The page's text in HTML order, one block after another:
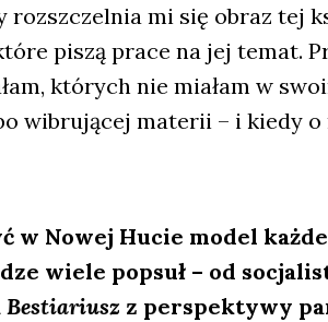
mi się obraz tej
piszą pra­ce na jej temat.
któ­rych nie mia­łam w
wibru­ją­cej mate­rii – i kie­dy o
w Nowej Hucie model
wie­le popsuł – od
Bestia­riusz z per­spek­ty­wy